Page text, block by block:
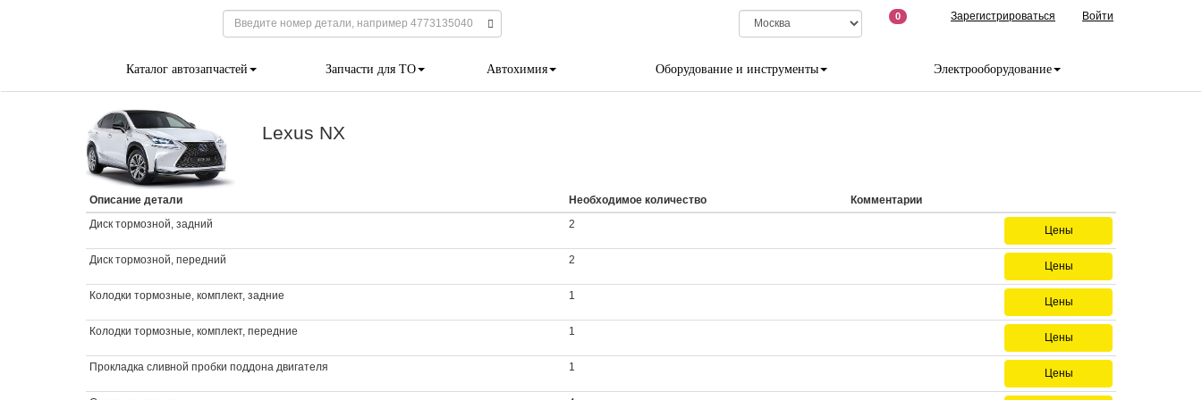
0 Зарегистрироваться Войти
Каталог автозапчастей Запчасти для ТО Автохимия Оборудование и инструменты Электрооборудование
Lexus NX
Описание детали Необходимое количество
Комментарии
Диск тормозной, задний
2 Цены
Диск тормозной, передний 2 Цены
Колодки тормозные, комплект, задние 1 Цены
Колодки тормозные, комплект, передние 1 Цены
Прокладка сливной пробки поддона двигателя 1 Цены